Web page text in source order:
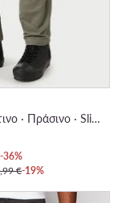
Παντελόνι υφασμάτινο · Πράσινο · Slim Fit
-36%
€-19%